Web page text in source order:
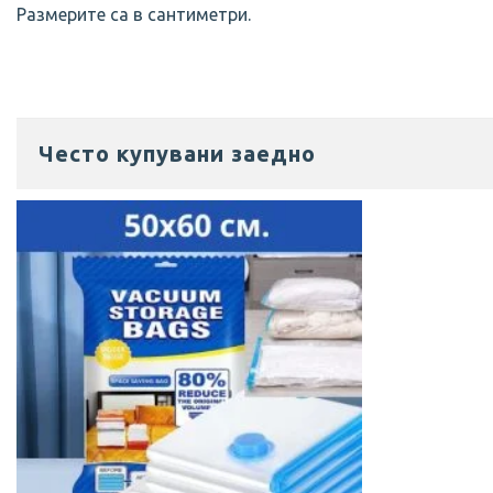
Размерите са в сантиметри.
Често купувани заедно